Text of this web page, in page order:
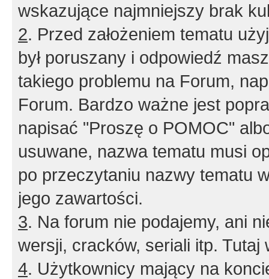
wskazujące najmniejszy brak
2. Przed założeniem tematu
był poruszany i odpowiedź
takiego problemu na Forum,
Forum. Bardzo ważne jest
napisać "Proszę o POMOC"
usuwane, nazwa tematu musi
po przeczytaniu nazwy tematu
jego zawartości.
3. Na forum nie podajemy, ani
wersji, cracków, seriali itp. Tutaj
4. Użytkownicy mający na